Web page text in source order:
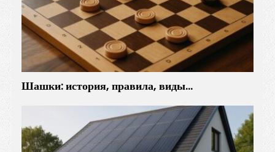
Шашки: история, правила, виды…